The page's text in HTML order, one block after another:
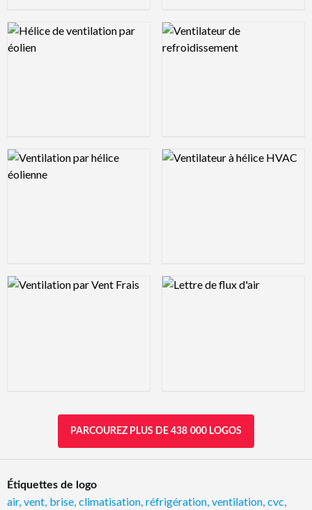
Logo Preview Image Logo Preview Image
Logo Preview Image Logo Preview Image
Logo Preview Image Logo Preview Image
PARCOUREZ PLUS DE 438 000 LOGOS
Étiquettes de logo
air, vent brise climatisation réfrigération ventilation cvc